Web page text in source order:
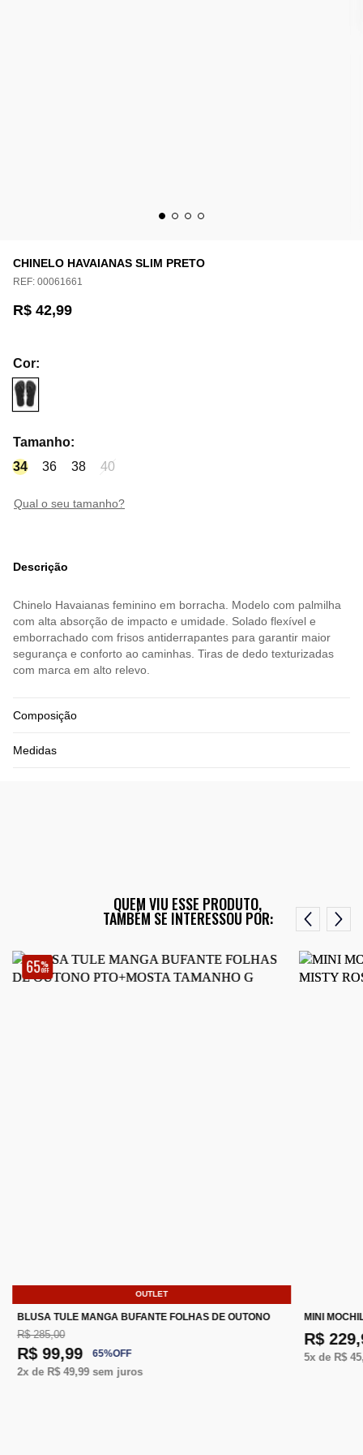
CHINELO HAVAIANAS SLIM PRETO
REF: 00061661
R$ 42,99
Cor:
Tamanho:
34
36 38 40
qual o seu tamanho?
Descrição
Chinelo Havaianas feminino em borracha. Modelo com palmilha
com alta absorção de impacto e umidade. Solado flexível e
emborrachado com frisos antiderrapantes para garantir maior
segurança e conforto ao caminhas. Tiras de dedo texturizadas
com marca em alto relevo.
Composição
Medidas
QUEM VIU ESSE PRODUTO,
TAMBÉM SE INTERESSOU POR:
65%
OFF
OUTLET
BLUSA TULE MANGA BUFANTE FOLHAS DE OUTONO
R$ 285,00
R$ 99,99 65%OFF
2x de R$ 49,99sem juros
MINI
R$
5x de R$